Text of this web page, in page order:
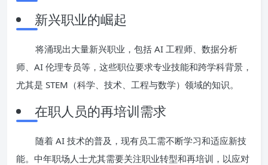
新兴职业的崛起
将涌现出大量新兴职业，包括 AI 工程师、数据分析
师、AI 伦理专员等，这些职位要求专业技能和跨学科背景，
尤其是 STEM（科学、技术、工程与数学）领域的知识。
在职人员的再培训需求
随着 AI 技术的普及，现有员工需不断学习和适应新技
能。中年职场人士尤其需要关注职业转型和再培训，以应对